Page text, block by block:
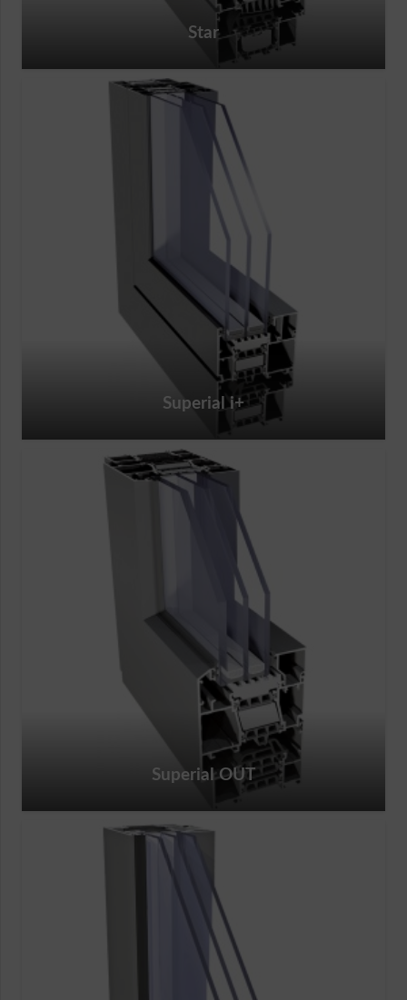
Star
Superial i+
Superial OUT